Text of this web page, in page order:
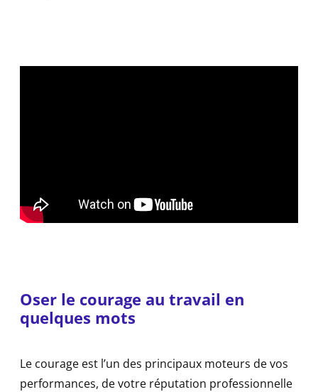
Oser le courage au travail en
quelques mots
Le courage est l’un des principaux moteurs de vos
performances, de votre réputation professionnelle